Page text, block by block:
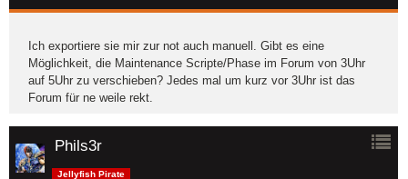
Ich exportiere sie mir zur not auch manuell. Gibt es eine
Möglichkeit, die Maintenance Scripte/Phase im Forum von 3Uhr
auf 5Uhr zu verschieben? Jedes mal um kurz vor 3Uhr ist das
Forum für ne weile rekt.
Phils3r
Jellyfish Pirate